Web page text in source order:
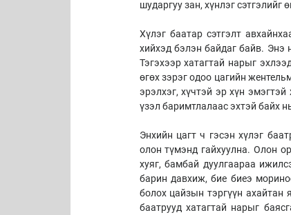
шударгуу зан, хүнлэг
Хүлэг баатар сэтгэлт
хийхэд бэлэн байдаг байв. Энэ
Тэгэхээр хатагтай нарыг
өгөх зэрэг одоо цагийн
эрэлхэг, хүчтэй эр хүн
үзэл баримтлалаас эхтэй байх
Энхийн цагт ч гэсэн хүлэг
олон түмэнд гайхуулна. Олон
хуяг, бамбай дуулгаараа
барин давхиж, бие биеэ
болох цайзын тэргүүн ахайтан
баатрууд хатагтай нарыг